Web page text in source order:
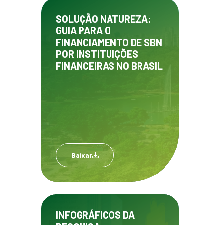
SOLUÇÃO NATUREZA:
GUIA PARA O
FINANCIAMENTO DE SBN
POR INSTITUIÇÕES
FINANCEIRAS NO BRASIL
Baixar
INFOGRÁFICOS DA